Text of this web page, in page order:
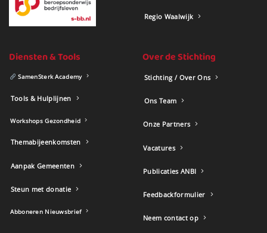
Regio Waalwijk
Diensten & Tools
SamenSterk Academy
Tools & Hulplijnen
Workshops Gezondheid
Themabijeenkomsten
Aanpak Gemeenten
Steun met donatie
Abboneren Nieuwsbrief
Over de Stichting
Stichting / Over Ons
Ons Team
Onze Partners
Vacatures
Publicaties ANBI
Feedbackformulier
Neem contact op